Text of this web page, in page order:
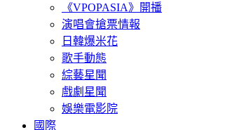
《VPOPASIA》開播
演唱會搶票情報
日韓爆米花
歌手動態
綜藝星聞
戲劇星聞
娛樂電影院
國際